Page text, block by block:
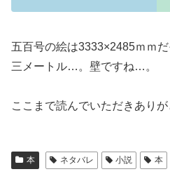
五百号の絵は3333×2485ｍｍだ
三メートル…。壁ですね…。
ここまで読んでいただきありが
本 ネタバレ 小説 本